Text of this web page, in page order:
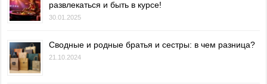
развлекаться и быть в курсе!
30.01.2025
Сводные и родные братья и сестры: в чем разница?
21.10.2024